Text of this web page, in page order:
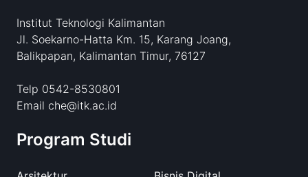
Institut Teknologi Kalimantan
Jl. Soekarno-Hatta Km. 15, Karang Joang,
Balikpapan, Kalimantan Timur, 76127
Telp 0542-8530801
Email che@itk.ac.id
Program Studi